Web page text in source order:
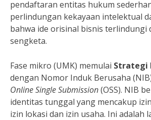
pendaftaran entitas hukum
perlindungan kekayaan intelektual
bahwa ide orisinal bisnis terlindungi
sengketa.
Fase mikro (UMK) memulai Strategi
dengan Nomor Induk Berusaha
Online Single Submission(OSS). NIB
identitas tunggal yang mencakup
izin lokasi dan izin usaha. Ini adalah